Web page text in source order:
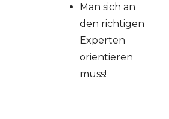
Man sich an
den richtigen
Experten
orientieren
muss!